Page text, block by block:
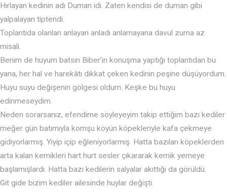
Hırlayan kedinin adı Duman idi. Zaten kendisi de duman gibi
yalpalayan tiptendi.
Toplantıda olanları anlayan anladı anlamayana davul zurna az
misali.
Benim de huyum batsın Biber’in konuşma yaptığı toplantıdan bu
yana, her hal ve harekâtı dikkat çeken kedinin peşine düşüyordum.
Huyu suyu değişenin gölgesi oldum. Keşke bu huyu
edinmeseydim.
Neden sorarsanız, efendime söyleyeyim takip ettiğim bazı kediler
meğer gün batımıyla komşu köyün köpekleriyle kafa çekmeye
gidiyorlarmış. Yiyip içip eğleniyorlarmış. Hatta bazıları köpeklerden
arta kalan kemikleri hart hurt sesler çıkararak kemik yemeye
başlamışlardı. Hatta bazı kedilerin salyalar akıttığı da görüldü.
Git gide bizim kediler ailesinde huylar değişti.